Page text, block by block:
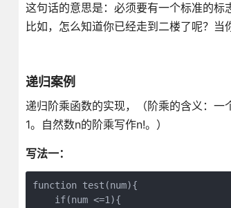
这句话的意思是：必须要有一个标准的标
比如，怎么知道你已经走到二楼了呢？
递归案例
递归阶乘函数的实现，（阶乘的含义：
1。自然数n的阶乘写作n!。）
写法一：
function test(num){
    if(num <=1){